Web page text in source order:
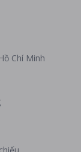
Chí Minh